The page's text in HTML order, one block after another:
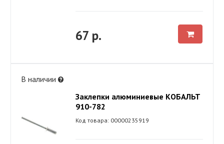
67 р.
В наличии
Заклепки алюминиевые КОБАЛЬТ
910-782
Код товара: 00000235919